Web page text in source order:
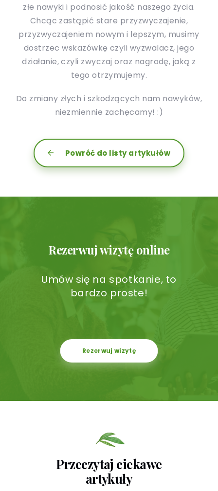
złe nawyki i podnosić jakość naszego życia.
Chcąc zastąpić stare przyzwyczajenie,
przyzwyczajeniem nowym i lepszym, musimy
dostrzec wskazówkę czyli wyzwalacz, jego
działanie, czyli zwyczaj oraz nagrodę, jaką z
tego otrzymujemy.
Do zmiany złych i szkodzących nam nawyków,
niezmiennie zachęcamy! :)
Powróć do listy artykułów
Rezerwuj wizytę online
Umów się na spotkanie, to
bardzo proste!
Rezerwuj wizytę
Przeczytaj ciekawe
artykuły